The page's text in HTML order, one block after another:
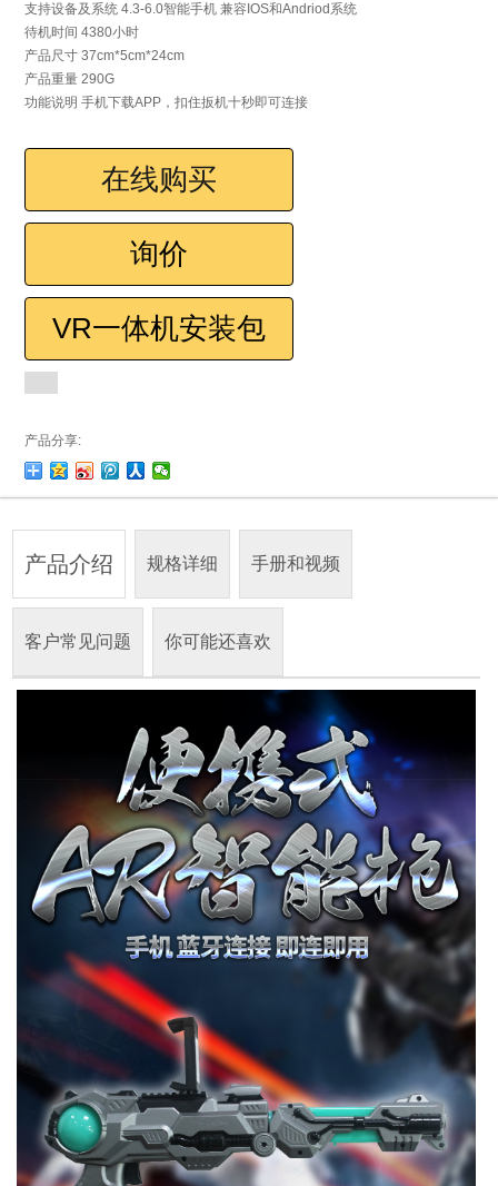
支持设备及系统 4.3-6.0智能手机 兼容IOS和Andriod系统
待机时间 4380小时
产品尺寸 37cm*5cm*24cm
产品重量 290G
功能说明 手机下载APP，扣住扳机十秒即可连接
在线购买
询价
VR一体机安装包
产品分享:
产品介绍 规格详细 手册和视频
客户常见问题 你可能还喜欢